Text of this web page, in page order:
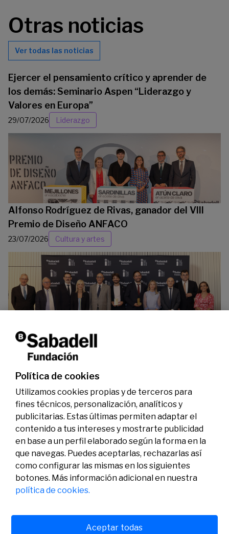
Otras noticias
Ver todas las noticias
Ejercer el pensamiento crítico y aprender de
los demás: Seminario Aspen “Liderazgo y
Valores en Europa”
29/07/2026 Liderazgo
Alfonso Rodríguez de Rivas, ganador del VIII
Premio de Diseño ANFACO
23/07/2026 Cultura y artes
La Fundación Banco Sabadell reconoce a dos
investigadores en los ámbitos de la edición del
genoma y la energía limpia
07/07/2026 Premios
Legal
Aviso legal
Política de privacidad
Actividad
Convocatorias
Premios
Social
Política de cookies
Utilizamos cookies propias y de terceros para
fines técnicos, personalización, analíticos y
publicitarias. Estas últimas permiten adaptar el
contenido a tus intereses y mostrarte publicidad
en base a un perfil elaborado según la forma en la
que navegas. Puedes aceptarlas, rechazarlas así
como configurar las mismas en los siguientes
botones. Más información adicional en nuestra
política de cookies.
Aceptar todas